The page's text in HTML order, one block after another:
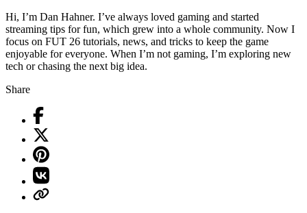
Hi, I’m Dan Hahner. I’ve always loved gaming and started
streaming tips for fun, which grew into a whole community. Now I
focus on FUT 26 tutorials, news, and tricks to keep the game
enjoyable for everyone. When I’m not gaming, I’m exploring new
tech or chasing the next big idea.
Share